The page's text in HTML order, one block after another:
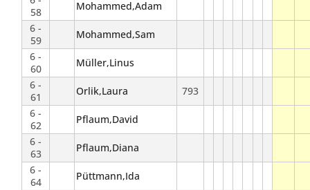
58
Mohammed,Adam
6 -
59
Mohammed,Sam
6 -
60
Müller,Linus
6 -
61
Orlik,Laura
793
6 -
62
Pflaum,David
6 -
63
Pflaum,Diana
6 -
64
Püttmann,Ida